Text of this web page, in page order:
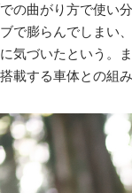
の曲がり方で使い
で膨らんでしまい
気づいたという。
載する車体との組